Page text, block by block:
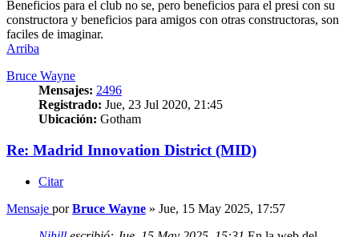
Beneficios para el club no se, pero beneficios para el presi con su
constructora y beneficios para amigos con otras constructoras, son
faciles de imaginar.
Arriba
Bruce Wayne
Mensajes: 2496
Registrado: Jue, 23 Jul 2020, 21:45
Ubicación: Gotham
Re: Madrid Innovation District (MID)
Citar
Mensaje porBruce Wayne » Jue, 15 May 2025, 17:57